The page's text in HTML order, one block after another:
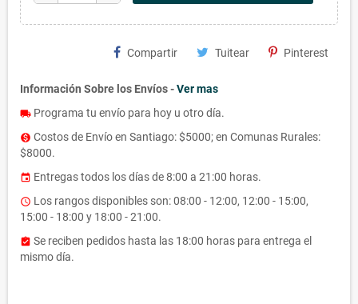
Compartir Tuitear Pinterest
Información Sobre los Envíos -Ver mas
local_shipping Programa tu envío para hoy u otro día.
monetization_on Costos de Envío en Santiago: $5000; en Comunas Rurales:
$8000.
event Entregas todos los días de 8:00 a 21:00 horas.
access_time Los rangos disponibles son: 08:00 - 12:00, 12:00 - 15:00,
15:00 - 18:00 y 18:00 - 21:00.
assignment_turned_in Se reciben pedidos hasta las 18:00 horas para entrega el
mismo día.